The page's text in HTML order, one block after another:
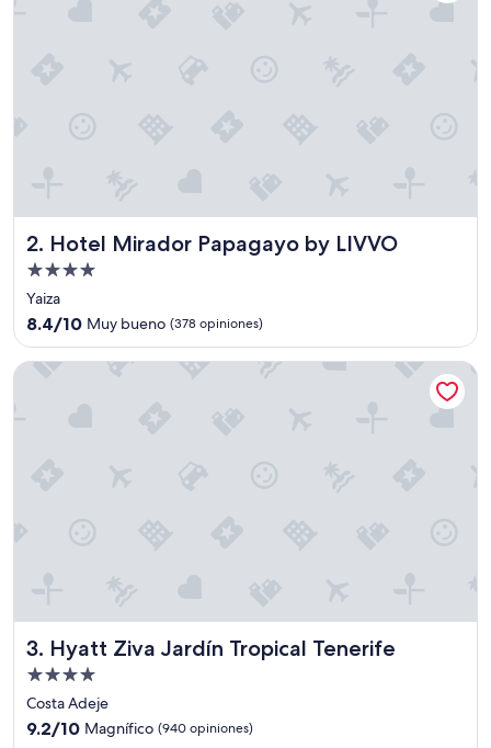
l
”2. Hotel Mirador Papagayo by LIVVO
Hotel Mirador Papagayo by LIVVO
Propiedad
de
4.0
estrellas
Yaiza
8.4
10,
8.4/10 Muy bueno (378 opiniones)
3. Hyatt Ziva Jardín Tropical Tenerife
Hyatt Ziva Jardín Tropical Tenerife
Propiedad
de
4.0
Costa Adeje
9.2
9.2/10 Magnífico (940 opiniones)
Hyatt Ziva Jardín Tropical Tenerife